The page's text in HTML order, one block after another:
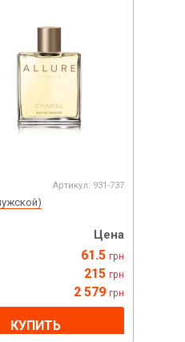
Артикул: 931-737
Цена
61.5 грн
215 грн
2 579 грн
КУПИТЬ